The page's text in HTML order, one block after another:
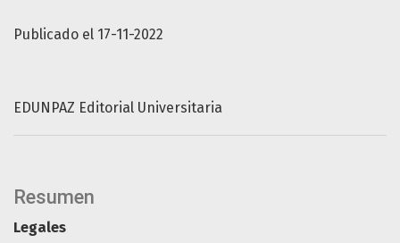
Publicado el 17-11-2022
EDUNPAZ Editorial Universitaria
Resumen
Legales